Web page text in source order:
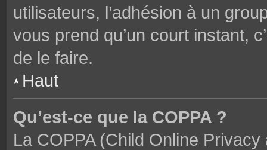
utilisateurs, l’adhésion à un
vous prend qu’un court instant,
de le faire.
Haut
Qu’est-ce que la COPPA ?
La COPPA (Child Online